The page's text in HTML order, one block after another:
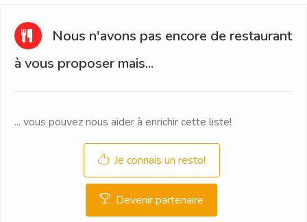
Nous n'avons pas encore de restaurant
à vous proposer mais...
... vous pouvez nous aider à enrichir cette liste!
Je connais un resto!
Devenir partenaire